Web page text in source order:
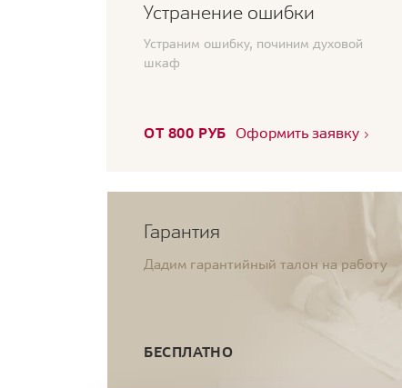
Устранение ошибки
Устраним ошибку, починим духовой
шкаф
ОТ 800 РУБ Оформить заявку
Гарантия
Дадим гарантийный талон на работу
БЕСПЛАТНО